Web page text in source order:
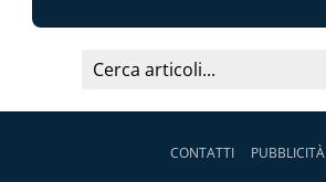
CONTATTI PUBBLICITÀ